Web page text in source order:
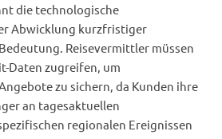
die technologische
Abwicklung kurzfristiger
Reisevermittler müssen
Daten zugreifen, um
zu sichern, da Kunden ihre
an tagesaktuellen
regionalen Ereignissen